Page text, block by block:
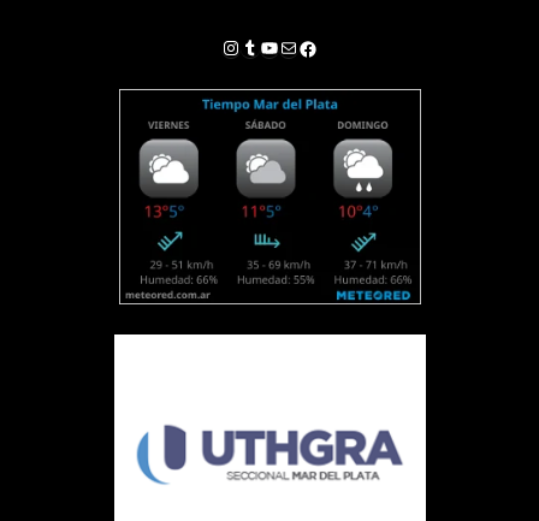
Instagram
Tumblr
YouTube
Correo electrónico
Facebook